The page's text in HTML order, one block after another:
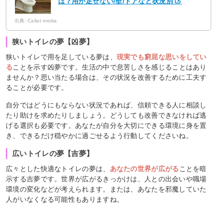
出典: Callat media
狭いトイレの夢【凶夢】
狭いトイレで用を足している夢は、 現実でも窮屈な思いをしてい
ることを示す凶夢です。生活の中で息苦しさを感じることはあり
ませんか？思い当たる場合は、その状況を改善するために工夫す
ることが必要です。
自分ではどうにもならない状況であれば、信頼できる人に相談し
たり助けを求めたりしましょう。どうしても改善できなければ逃
げる選択も必要です。あなたが自分を大切にできる環境に身を置
き、できるだけ穏やかに過ごせるよう行動してくださいね。
広いトイレの夢【吉夢】
広々とした快適なトイレの夢は、 あなたの世界が広がることを暗
示する吉夢です。世界が広がるきっかけは、人との出会いや職場
環境の変化などが考えられます。または、あなたを邪魔していた
人がいなくなる可能性もありますね。